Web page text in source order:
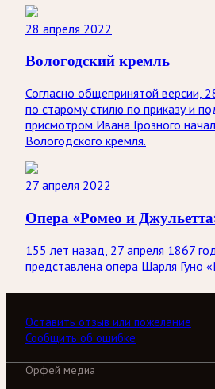
28 апреля 2022
Вологодский кремль
Согласно общепринятой версии,
по старому стилю по приказу и
присмотром Ивана Грозного
Вологодского кремля.
27 апреля 2022
Опера «Ромео и
155 лет назад, 27 апреля 1867
представлена опера Шарля Гуно
Оставить отзыв или пожелание
Сообщить об ошибке
Орфей медиа